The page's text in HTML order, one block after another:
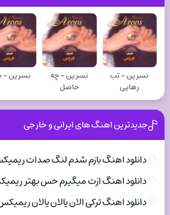
نسرين - تب
رهایی
نسرين - چه
حاصل
نسرين -
جدیدترین اهنگ های ایرانی و خارجی
دانلود اهنگ بازم شدم لنگ صدات
دانلود اهنگ ازت میگیرم حس بهتر
دانلود اهنگ ترکی الان یالان یالان